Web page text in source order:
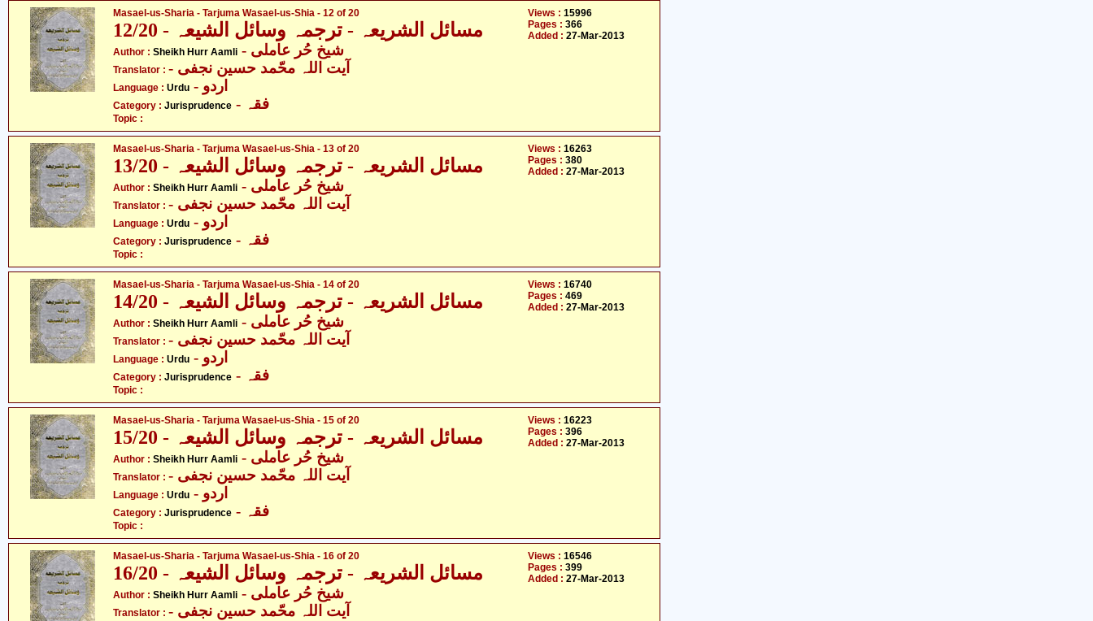
Masael-us-Sharia - Tarjuma Wasael-us-Shia - 12 of 20
مسائل الشریعہ - ترجمہ وسائل الشیعہ - 12/20
Author : Sheikh Hurr Aamli - شیخ حُر عاملی
Translator : - آیت اللہ محّمد حسین نجفی
Language : Urdu - اردو
Category : Jurisprudence - فقہ
Topic :
Views : 15996
Pages : 366
Added : 27-Mar-2013
Masael-us-Sharia - Tarjuma Wasael-us-Shia - 13 of 20
مسائل الشریعہ - ترجمہ وسائل الشیعہ - 13/20
Author : Sheikh Hurr Aamli - شیخ حُر عاملی
Translator : - آیت اللہ محّمد حسین نجفی
Language : Urdu - اردو
Category : Jurisprudence - فقہ
Topic :
Views : 16263
Pages : 380
Added : 27-Mar-2013
Masael-us-Sharia - Tarjuma Wasael-us-Shia - 14 of 20
مسائل الشریعہ - ترجمہ وسائل الشیعہ - 14/20
Author : Sheikh Hurr Aamli - شیخ حُر عاملی
Translator : - آیت اللہ محّمد حسین نجفی
Language : Urdu - اردو
Category : Jurisprudence - فقہ
Topic :
Views : 16740
Pages : 469
Added : 27-Mar-2013
Masael-us-Sharia - Tarjuma Wasael-us-Shia - 15 of 20
مسائل الشریعہ - ترجمہ وسائل الشیعہ - 15/20
Author : Sheikh Hurr Aamli - شیخ حُر عاملی
Translator : - آیت اللہ محّمد حسین نجفی
Language : Urdu - اردو
Category : Jurisprudence - فقہ
Topic :
Views : 16223
Pages : 396
Added : 27-Mar-2013
Masael-us-Sharia - Tarjuma Wasael-us-Shia - 16 of 20
مسائل الشریعہ - ترجمہ وسائل الشیعہ - 16/20
Author : Sheikh Hurr Aamli - شیخ حُر عاملی
Translator :
- آیت اللہ محّمد حسین نجفی
Views : 16546
Pages : 399
Added : 27-Mar-2013